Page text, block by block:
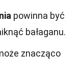
powinna być
bałaganu.
znacząco